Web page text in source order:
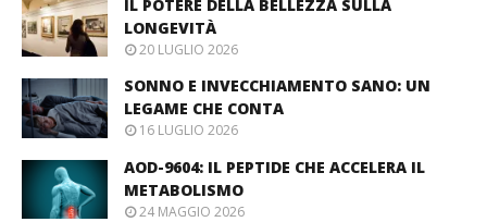
IL POTERE DELLA BELLEZZA SULLA
LONGEVITÀ
20 LUGLIO 2026
SONNO E INVECCHIAMENTO SANO: UN
LEGAME CHE CONTA
16 LUGLIO 2026
AOD-9604: IL PEPTIDE CHE ACCELERA IL
METABOLISMO
24 MAGGIO 2026